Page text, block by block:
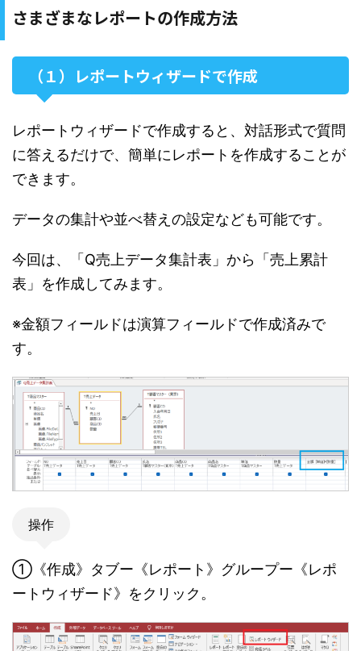
さまざまなレポートの作成方法
（１）レポートウィザードで作成
レポートウィザードで作成すると、対話形式で質問
に答えるだけで、簡単にレポートを作成することが
できます。
データの集計や並べ替えの設定なども可能です。
今回は、「Q売上データ集計表」から「売上累計
表」を作成してみます。
※金額フィールドは演算フィールドで作成済みで
す。
操作
①《作成》タブー《レポート》グループー《レポ
ートウィザード》をクリック。